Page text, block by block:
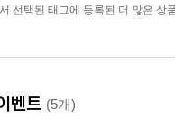
선택된 태그에 등록된 더 많은 상
벤트 (5개)